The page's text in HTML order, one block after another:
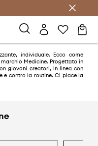
Club >
individuale. Ecco come
Medicine. Progettato in
giovani creatori, in linea con
e contro la routine. Ci piace la